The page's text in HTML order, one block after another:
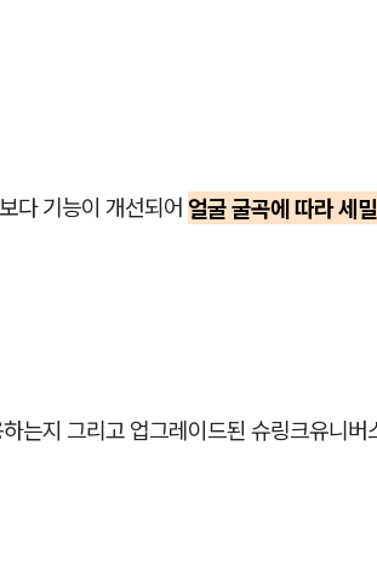
다 기능이 개선되어 얼굴 굴곡에 따라 세
는지 그리고 업그레이드된 슈링크유니버